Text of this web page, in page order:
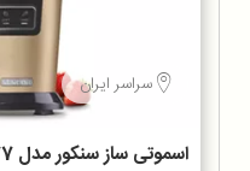
سراسر ایران
اسموتی ساز سنکور مدل SBL 7177